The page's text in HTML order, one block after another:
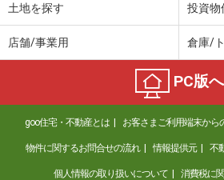
土地を探す 投資物
店舗/事業用 倉庫/
PC版へ
goo住宅・不動産とは お客さまご利用端末から
物件に関するお問合せの流れ 情報提供元 不
個人情報の取り扱いについて 消費税に